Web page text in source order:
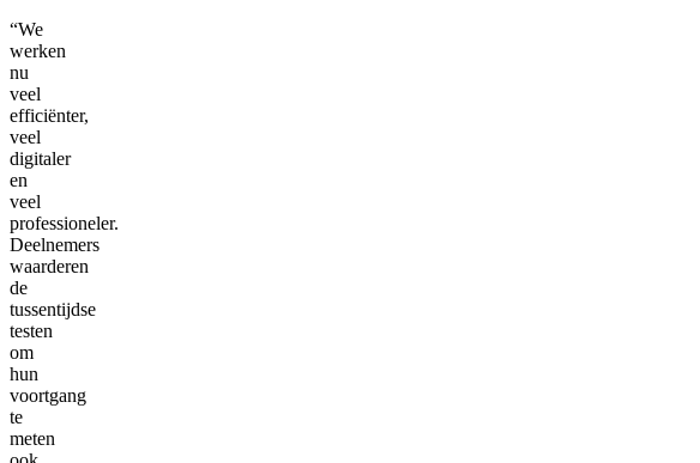
“We
werken
nu
veel
efficiënter,
veel
digitaler
en
veel
professioneler.
Deelnemers
waarderen
de
tussentijdse
testen
om
hun
voortgang
te
meten